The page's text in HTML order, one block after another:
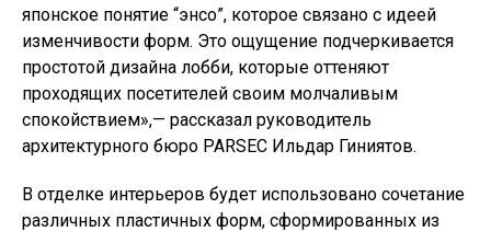
японское понятие “энсо”, которое связано с идеей
изменчивости форм. Это ощущение подчеркивается
простотой дизайна лобби, которые оттеняют
проходящих посетителей своим молчаливым
спокойствием»,— рассказал руководитель
архитектурного бюро PARSEC Ильдар Гиниятов.
В отделке интерьеров будет использовано сочетание
различных пластичных форм, сформированных из